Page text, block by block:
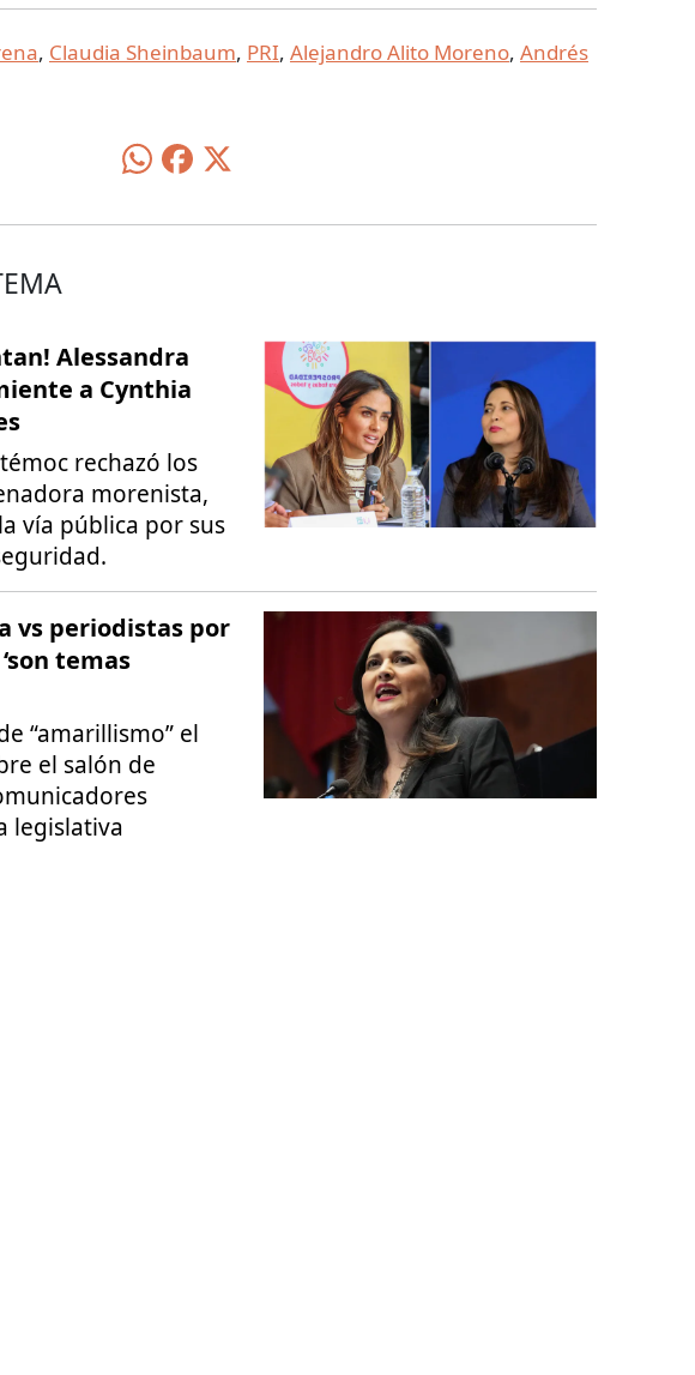
, Claudia Sheinbaum, PRI, Alejandro Alito Moreno, Andrés
Alessandra
a Cynthia
rechazó los
morenista,
vía pública por sus
vs periodistas por
temas
“amarillismo” el
el salón de
legislativa